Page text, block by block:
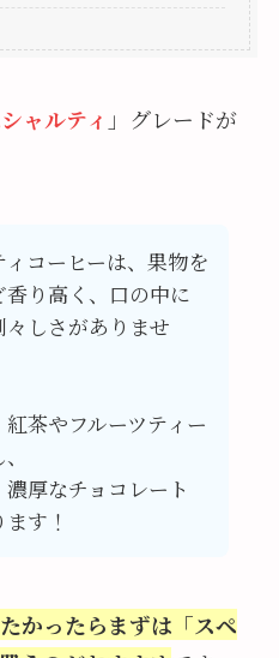
ャルティ 」グレードが
コーヒーは、果物を
り高く、口の中に
しさがありませ
茶やフルーツティー
厚なチョコレート
す！
かったらまずは「スペ